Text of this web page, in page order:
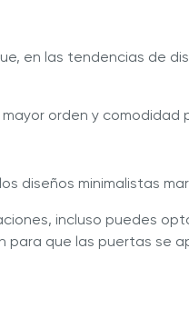
en las tendencias de
orden y comodidad
diseños minimalistas
incluso puedes
para que las puertas se